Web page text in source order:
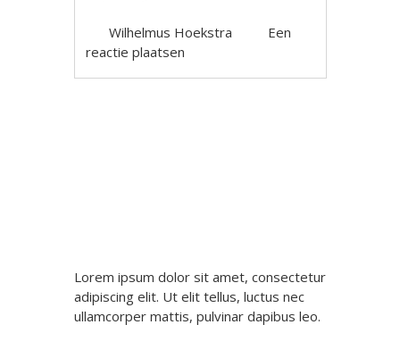
Wilhelmus Hoekstra
Een
reactie plaatsen
Lorem ipsum dolor sit amet, consectetur
adipiscing elit. Ut elit tellus, luctus nec
ullamcorper mattis, pulvinar dapibus leo.